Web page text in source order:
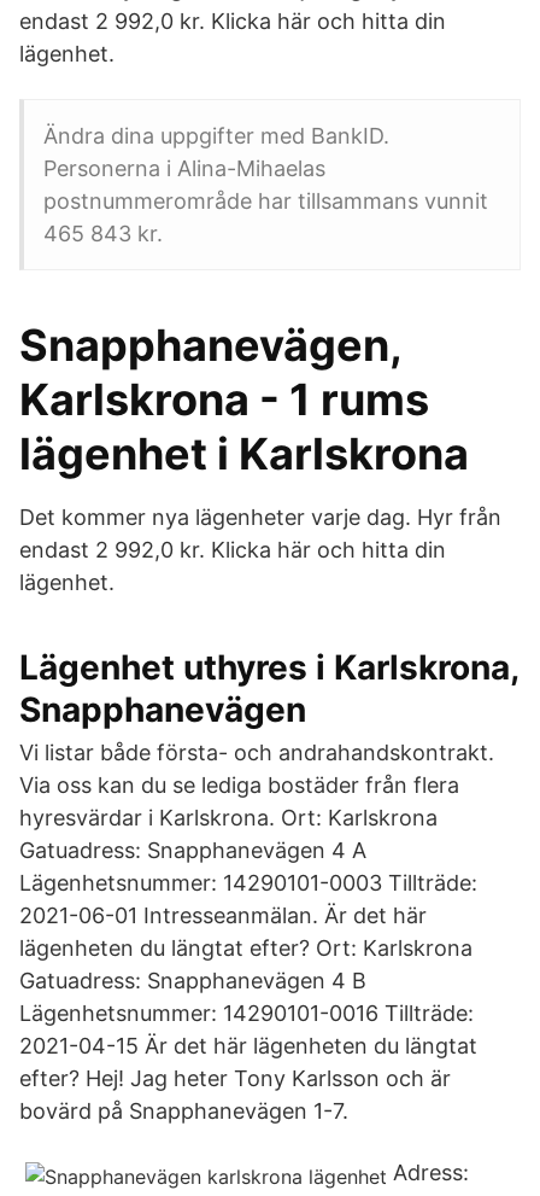
endast 2 992,0 kr. Klicka här och hitta din
lägenhet.
Ändra dina uppgifter med BankID.
Personerna i Alina-Mihaelas
postnummerområde har tillsammans vunnit
465 843 kr.
Snapphanevägen,
Karlskrona - 1 rums
lägenhet i Karlskrona
Det kommer nya lägenheter varje dag. Hyr från
endast 2 992,0 kr. Klicka här och hitta din
lägenhet.
Lägenhet uthyres i Karlskrona,
Snapphanevägen
Vi listar både första- och andrahandskontrakt.
Via oss kan du se lediga bostäder från flera
hyresvärdar i Karlskrona. Ort: Karlskrona
Gatuadress: Snapphanevägen 4 A
Lägenhetsnummer: 14290101-0003 Tillträde:
2021-06-01 Intresseanmälan. Är det här
lägenheten du längtat efter? Ort: Karlskrona
Gatuadress: Snapphanevägen 4 B
Lägenhetsnummer: 14290101-0016 Tillträde:
2021-04-15 Är det här lägenheten du längtat
efter? Hej! Jag heter Tony Karlsson och är
bovärd på Snapphanevägen 1-7.
Adress: